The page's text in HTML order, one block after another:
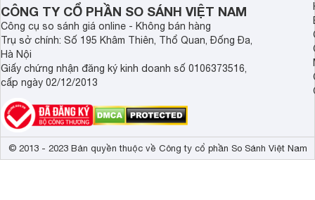
CÔNG TY CỔ PHẦN SO SÁNH VIỆT NAM
Công cụ so sánh giá online - Không bán hàng
Trụ sở chính: Số 195 Khâm Thiên, Thổ Quan, Đống Đa,
Hà Nội
Giấy chứng nhận đăng ký kinh doanh số 0106373516,
cấp ngày 02/12/2013
© 2013 - 2023 Bản quyền thuộc về Công ty cổ phần So Sánh Việt Nam